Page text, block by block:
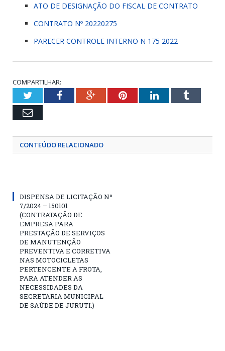
ATO DE DESIGNAÇÃO DO FISCAL DE CONTRATO
CONTRATO Nº 20220275
PARECER CONTROLE INTERNO N 175 2022
COMPARTILHAR:
TwitterFacebookGoogle+PinterestLinkedInTumblr
Email
CONTEÚDO RELACIONADO
DISPENSA DE LICITAÇÃO Nº
7/2024 – 150101
(CONTRATAÇÃO DE
EMPRESA PARA
PRESTAÇÃO DE SERVIÇOS
DE MANUTENÇÃO
PREVENTIVA E CORRETIVA
NAS MOTOCICLETAS
PERTENCENTE A FROTA,
PARA ATENDER AS
NECESSIDADES DA
SECRETARIA MUNICIPAL
DE SAÚDE DE JURUTI.)